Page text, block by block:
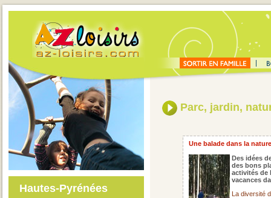
Hautes-Pyrénées
Parc, jardin,
Une balade dans la
Des idées
des bons
activités de
vacances
La diversité